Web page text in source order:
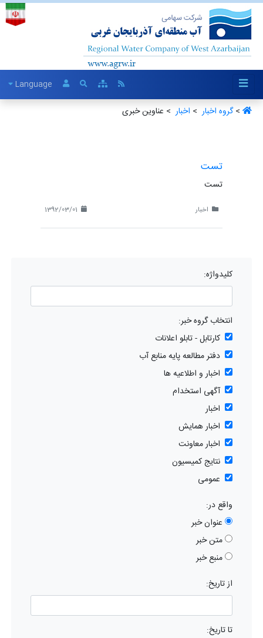
Language
>گروه اخبار ‏ > اخبار ‏ > عناوین خبری
تست
تست
اخبار
کلیدواژه:
انتخاب گروه خبر:
کارتابل - تابلو اعلانات
دفتر مطالعه پایه منابع آب
اخبار و اطلاعیه ها
آگهی استخدام
اخبار
اخبار همایش
اخبار معاونت
نتایج کمیسیون
عمومی
واقع در:
عنوان خبر
متن خبر
منبع خبر
از تاریخ:
تا تاریخ: